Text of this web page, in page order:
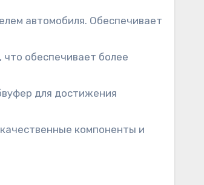
автомобиля. Обеспечивает
обеспечивает более
для достижения
компоненты и